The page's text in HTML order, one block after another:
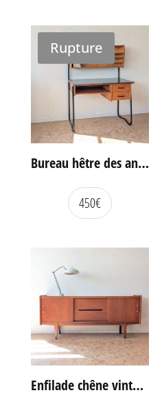
Rupture
Bureau hêtre des années 60
450€
Enfilade chêne vintage portes coulissantes